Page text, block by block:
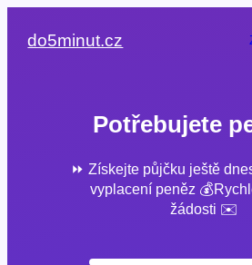
do5minut.cz
Potřebujete
⏩ Získejte půjčku ještě
vyplacení peněz
žádosti ✉️